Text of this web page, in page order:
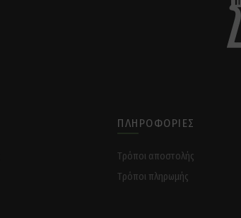
ΠΛΗΡΟΦΟΡΊΕΣ
Tρόποι αποστολής
Tρόποι πληρωμής